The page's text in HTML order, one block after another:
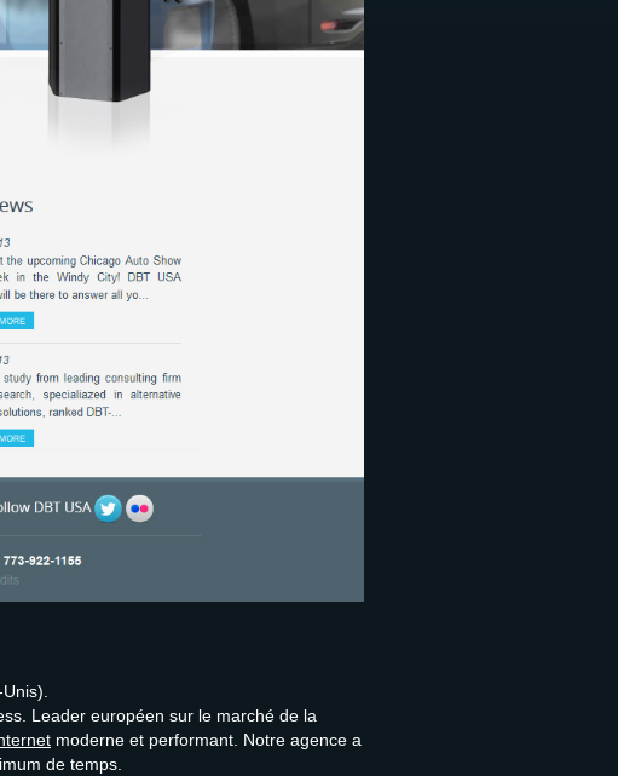
Leader européen sur le marché de la
moderne et performant. Notre agence a
de temps.